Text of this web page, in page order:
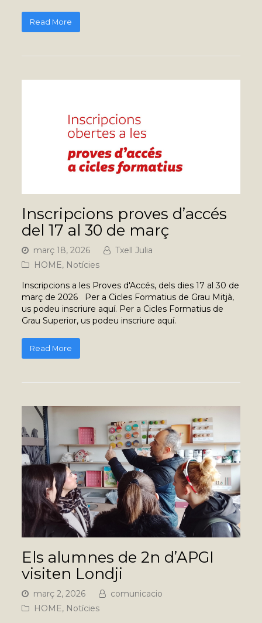
Read More
Inscripcions proves d’accés
del 17 al 30 de març
març 18, 2026
Txell Julia
HOME, Notícies
Inscripcions a les Proves d'Accés, dels dies 17 al 30 de
març de 2026 Per a Cicles Formatius de Grau Mitjà,
us podeu inscriure aquí. Per a Cicles Formatius de
Grau Superior, us podeu inscriure aquí.
Read More
Els alumnes de 2n d’APGI
visiten Londji
març 2, 2026
comunicacio
HOME, Notícies